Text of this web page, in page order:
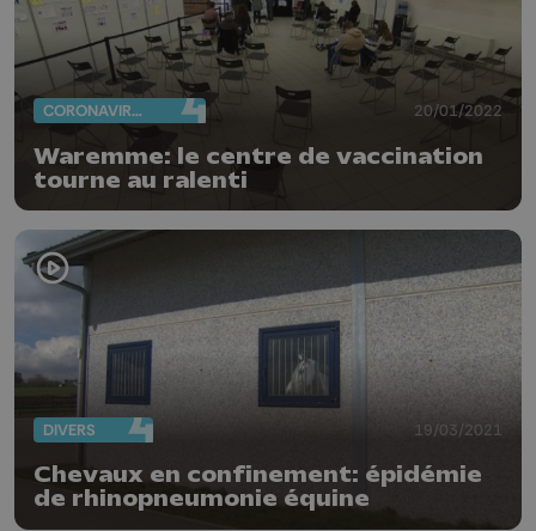
CORONAVIRUS 20/01/2022
Waremme: le centre de vaccination
tourne au ralenti
DIVERS 19/03/2021
Chevaux en confinement: épidémie
de rhinopneumonie équine